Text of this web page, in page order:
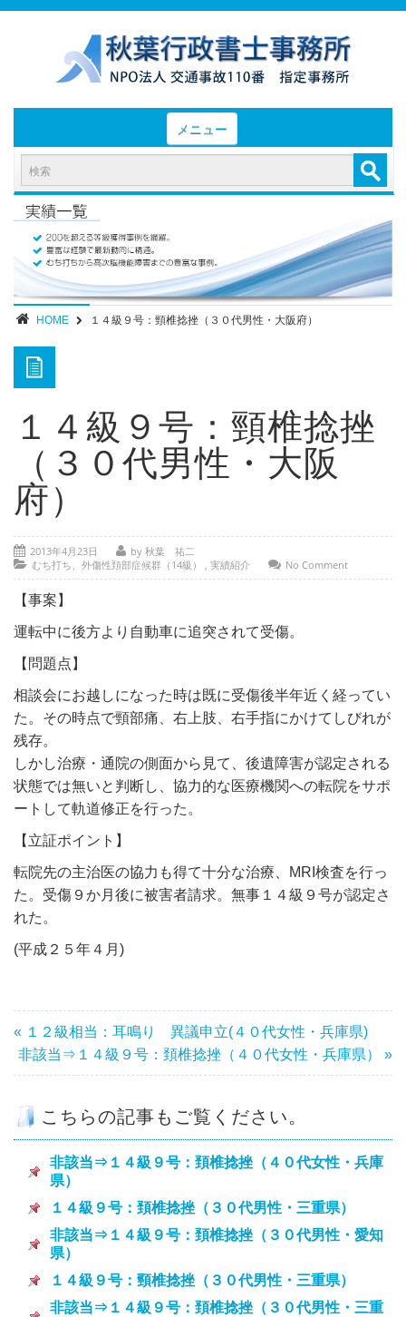
メニュー
HOME
お知らせと業務日誌
認定実績
- 後遺障害等級認定実績（初回申請）
- 後遺障害等級認定実績（異議申立）
部位別症状
- 部位別解説 ～ 交通事故外傷の教科書
- 高次脳機能障害の皆様へ
保険の百科事典
事務所紹介
ご相談・お問い合わせ
HOME １４級９号：頸椎捻挫（３０代男性・大阪府）
１４級９号：頸椎捻挫
（３０代男性・大阪
府）
2013年4月23日
by 秋葉 祐二
むち打ち、外傷性頚部症候群（14級）
, 実績紹介 No Comment
【事案】
運転中に後方より自動車に追突されて受傷。
【問題点】
相談会にお越しになった時は既に受傷後半年近く経ってい
た。その時点で頸部痛、右上肢、右手指にかけてしびれが
残存。
しかし治療・通院の側面から見て、後遺障害が認定される
状態では無いと判断し、協力的な医療機関への転院をサポ
ートして軌道修正を行った。
【立証ポイント】
転院先の主治医の協力も得て十分な治療、MRI検査を行っ
た。受傷９か月後に被害者請求。無事１４級９号が認定さ
れた。
(平成２５年４月)
« １２級相当：耳鳴り 異議申立(４０代女性・兵庫県)
非該当⇒１４級９号：頚椎捻挫（４０代女性・兵庫県） »
こちらの記事もご覧ください。
非該当⇒１４級９号：頚椎捻挫（４０代女性・兵庫
県）
１４級９号：頚椎捻挫（３０代男性・三重県）
非該当⇒１４級９号：頚椎捻挫（３０代男性・愛知
県）
１４級９号：頸椎捻挫（３０代男性・三重県）
非該当⇒１４級９号：頚椎捻挫（３０代男性・三重